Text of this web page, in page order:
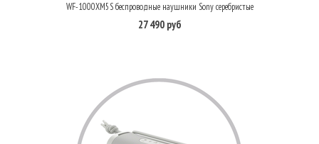
WF-1000XM5S беспроводные наушники Sony серебристые
27 490 руб